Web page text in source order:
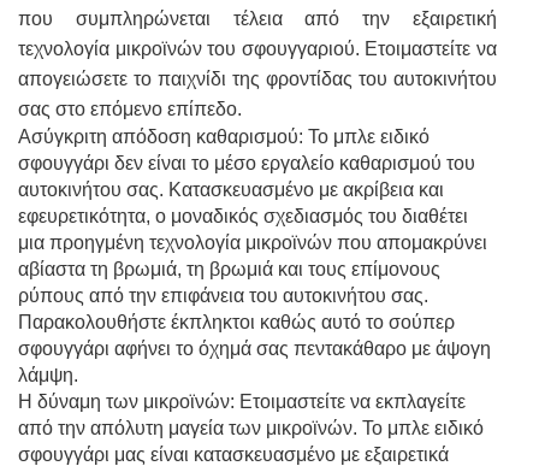
που συμπληρώνεται τέλεια από την εξαιρετική
τεχνολογία μικροϊνών του σφουγγαριού. Ετοιμαστείτε να
απογειώσετε το παιχνίδι της φροντίδας του αυτοκινήτου
σας στο επόμενο επίπεδο.
Ασύγκριτη απόδοση καθαρισμού: Το μπλε ειδικό
σφουγγάρι δεν είναι το μέσο εργαλείο καθαρισμού του
αυτοκινήτου σας. Κατασκευασμένο με ακρίβεια και
εφευρετικότητα, ο μοναδικός σχεδιασμός του διαθέτει
μια προηγμένη τεχνολογία μικροϊνών που απομακρύνει
αβίαστα τη βρωμιά, τη βρωμιά και τους επίμονους
ρύπους από την επιφάνεια του αυτοκινήτου σας.
Παρακολουθήστε έκπληκτοι καθώς αυτό το σούπερ
σφουγγάρι αφήνει το όχημά σας πεντακάθαρο με άψογη
λάμψη.
Η δύναμη των μικροϊνών: Ετοιμαστείτε να εκπλαγείτε
από την απόλυτη μαγεία των μικροϊνών. Το μπλε ειδικό
σφουγγάρι μας είναι κατασκευασμένο με εξαιρετικά